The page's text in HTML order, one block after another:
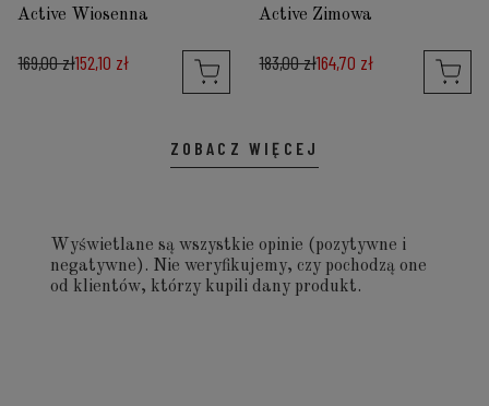
Active Wiosenna
169,00 zł152,10 zł
Active Zimowa
183,00 zł164,70 zł
ZOBACZ WIĘCEJ
Wyświetlane są wszystkie opinie (pozytywne i
negatywne). Nie weryfikujemy, czy pochodzą one
od klientów, którzy kupili dany produkt.